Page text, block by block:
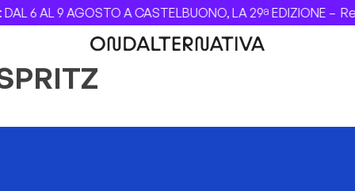
AL 9 AGOSTO A CASTELBUONO, LA 29ª EDIZIONE –